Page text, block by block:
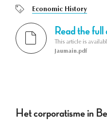
Economic History
Read the
This article is
Jaumain.pdf
Het corporatisme in